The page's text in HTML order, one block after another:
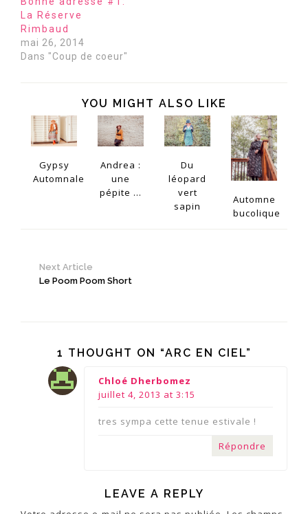
La Réserve
Rimbaud
mai 26, 2014
Dans "Coup de coeur"
YOU MIGHT ALSO LIKE
Gypsy
Automnale
Andrea :
une
pépite ...
Du
léopard
vert
sapin
Automne
bucolique
Next Article
Le Poom Poom Short
1 THOUGHT ON “ARC EN CIEL”
Chloé Dherbomez
juillet 4, 2013 at 3:15
tres sympa cette tenue estivale !
Répondre
LEAVE A REPLY